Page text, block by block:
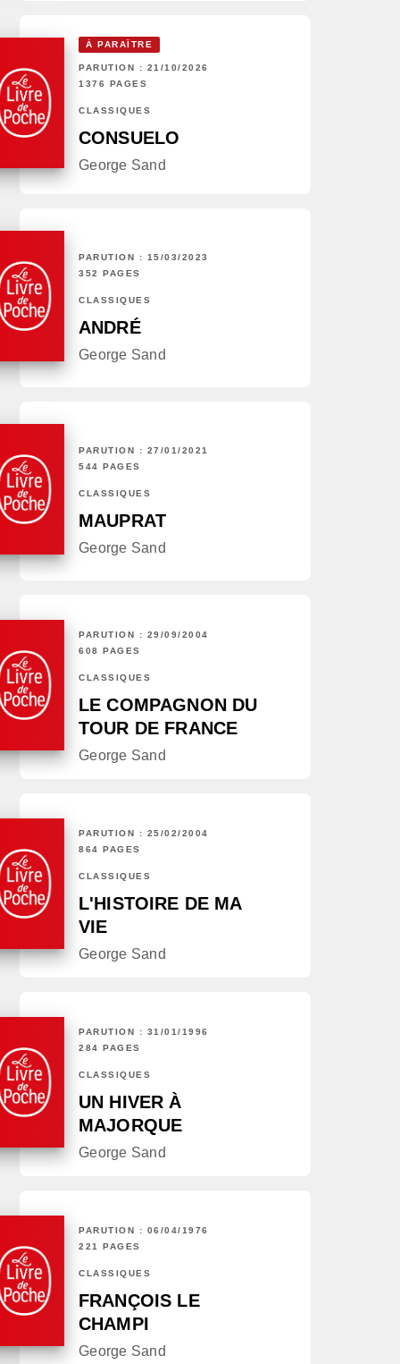
À PARAÎTRE
PARUTION : 21/10/2026
1376 PAGES
CLASSIQUES
CONSUELO
George Sand
PARUTION : 15/03/2023
352 PAGES
CLASSIQUES
ANDRÉ
George Sand
PARUTION : 27/01/2021
544 PAGES
CLASSIQUES
MAUPRAT
George Sand
PARUTION : 29/09/2004
608 PAGES
CLASSIQUES
LE COMPAGNON DU
TOUR DE FRANCE
George Sand
PARUTION : 25/02/2004
864 PAGES
CLASSIQUES
L'HISTOIRE DE MA
VIE
George Sand
PARUTION : 31/01/1996
284 PAGES
CLASSIQUES
UN HIVER À
MAJORQUE
George Sand
PARUTION : 06/04/1976
221 PAGES
CLASSIQUES
FRANÇOIS LE
CHAMPI
George Sand